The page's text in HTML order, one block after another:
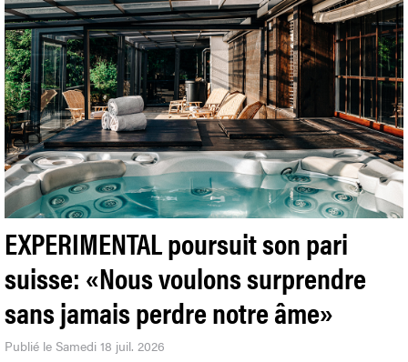
EXPERIMENTAL poursuit son pari
suisse: «Nous voulons surprendre
sans jamais perdre notre âme»
Publié le Samedi 18 juil. 2026